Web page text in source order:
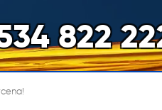
822
NR 1 NA